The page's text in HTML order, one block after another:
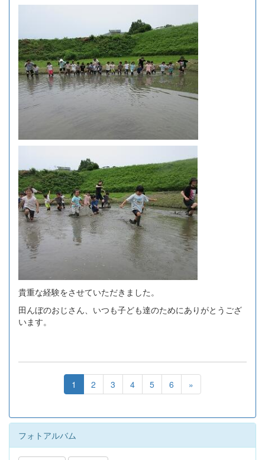
貴重な経験をさせていただきました。
田んぼのおじさん、いつも子ども達のためにありがとうござ
います。
1 2 3 4 5 6 »
フォトアルバム